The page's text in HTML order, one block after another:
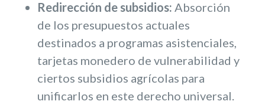
Redirección de subsidios: Absorción
de los presupuestos actuales
destinados a programas asistenciales,
tarjetas monedero de vulnerabilidad y
ciertos subsidios agrícolas para
unificarlos en este derecho universal.